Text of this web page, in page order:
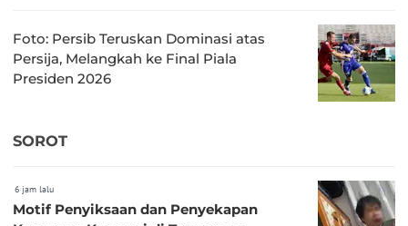
Foto: Persib Teruskan Dominasi atas
Persija, Melangkah ke Final Piala
Presiden 2026
SOROT
6 jam lalu
Motif Penyiksaan dan Penyekapan